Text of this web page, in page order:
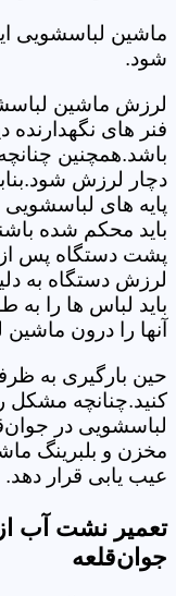
ماشین لباسشویی
شود.
لرزش ماشین
فنر های
باشد.همچنین
دچار لرزش
پایه های لباسشویی
باید محکم شده
پشت دستگاه پس از
لرزش دستگاه به
باید لباس ها را به
آنها را درون
حین بارگیری به
کنید.چنانچه مشکل
لباسشویی در
مخزن و بلبرینگ
عیب یابی قرار دهد.
تعمیر نشت آب
جوان‌قلعه